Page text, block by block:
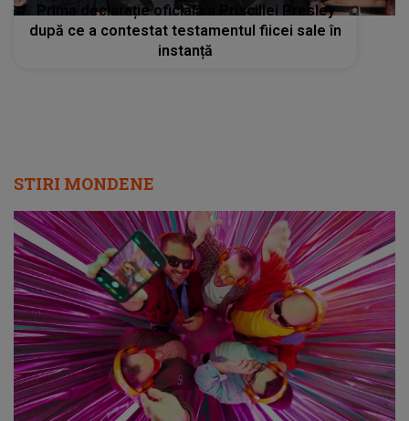
Prima declarație oficială a Priscillei Presley
după ce a contestat testamentul fiicei sale în
instanță
STIRI MONDENE